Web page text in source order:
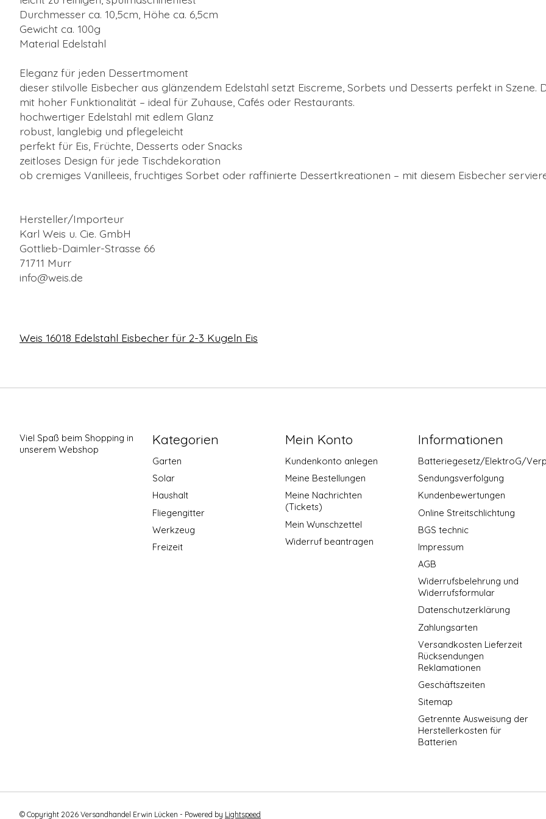
Durchmesser ca. 10,5cm, Höhe ca. 6,5cm
Gewicht ca. 100g
Material Edelstahl
Eleganz für jeden Dessertmoment
dieser stilvolle Eisbecher aus glänzendem Edelstahl setzt Eiscreme, Sorbets und Desserts perfekt in
mit hoher Funktionalität – ideal für Zuhause, Cafés oder Restaurants.
hochwertiger Edelstahl mit edlem Glanz
robust, langlebig und pflegeleicht
perfekt für Eis, Früchte, Desserts oder Snacks
zeitloses Design für jede Tischdekoration
ob cremiges Vanilleeis, fruchtiges Sorbet oder raffinierte Dessertkreationen – mit diesem Eisbecher
Hersteller/Importeur
Karl Weis u. Cie. GmbH
Gottlieb-Daimler-Strasse 66
71711 Murr
info@weis.de
Weis 16018 Edelstahl Eisbecher für 2-3 Kugeln Eis
Viel Spaß beim Shopping in
unserem Webshop
Kategorien
Garten
Solar
Haushalt
Fliegengitter
Werkzeug
Freizeit
Mein Konto
Kundenkonto anlegen
Meine Bestellungen
Meine Nachrichten
(Tickets)
Mein Wunschzettel
Widerruf beantragen
Informationen
Batteriegesetz/ElektroG/
Sendungsverfolgung
Kundenbewertungen
Online Streitschlichtung
BGS technic
Impressum
AGB
Widerrufsbelehrung und
Widerrufsformular
Datenschutzerklärung
Zahlungsarten
Versandkosten Lieferzeit
Rücksendungen
Reklamationen
Geschäftszeiten
Sitemap
Getrennte Ausweisung der
Herstellerkosten für
Batterien
© Copyright 2026 Versandhandel Erwin Lücken - Powered by Lightspeed